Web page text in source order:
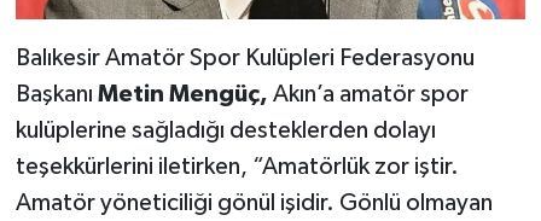
Balıkesir Amatör Spor Kulüpleri Federasyonu
Başkanı Metin Mengüç, Akın’a amatör spor
kulüplerine sağladığı desteklerden dolayı
teşekkürlerini iletirken, “Amatörlük zor iştir.
Amatör yöneticiliği gönül işidir. Gönlü olmayan